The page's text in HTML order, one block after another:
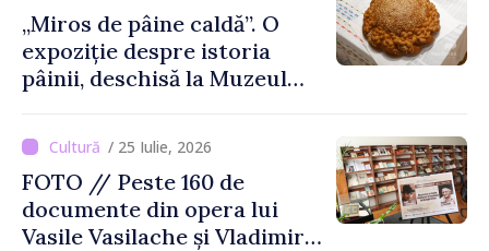
„Miros de pâine caldă”. O
expoziție despre istoria
pâinii, deschisă la Muzeul
Moldovei
/ 25 Iulie, 2026
FOTO // Peste 160 de
documente din opera lui
Vasile Vasilache și Vladimir